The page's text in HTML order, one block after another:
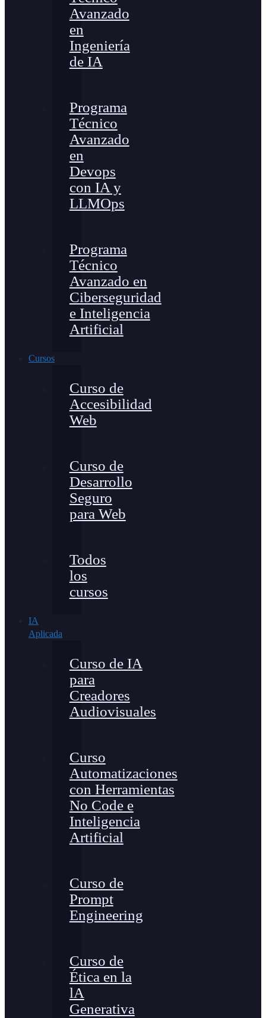
Avanzado
en
Ingeniería
de IA
Programa
Técnico
Avanzado
en
Devops
con IA y
LLMOps
Programa
Técnico
Avanzado en
Ciberseguridad
e Inteligencia
Artificial
Cursos
Curso de
Accesibilidad
Web
Curso de
Desarrollo
Seguro
para Web
Todos
los
cursos
IA
Aplicada
Curso de IA
para
Creadores
Audiovisuales
Curso
Automatizaciones
con Herramientas
No Code e
Inteligencia
Artificial
Curso de
Prompt
Engineering
Curso de
Ética en la
lA
Generativa